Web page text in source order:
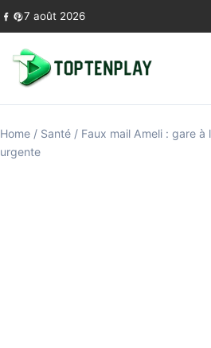
Skip to content
7 août 2026
Home / Santé / Faux mail Ameli : gare à
urgente